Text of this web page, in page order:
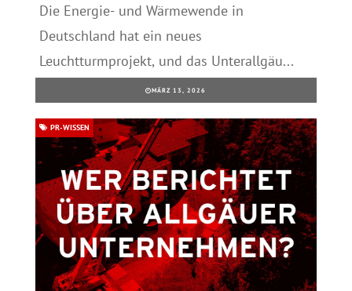
Die Energie- und Wärmewende in
Deutschland hat ein neues
Leuchtturmprojekt, und das Unterallgäu...
MÄRZ 13, 2026
PR-WISSEN